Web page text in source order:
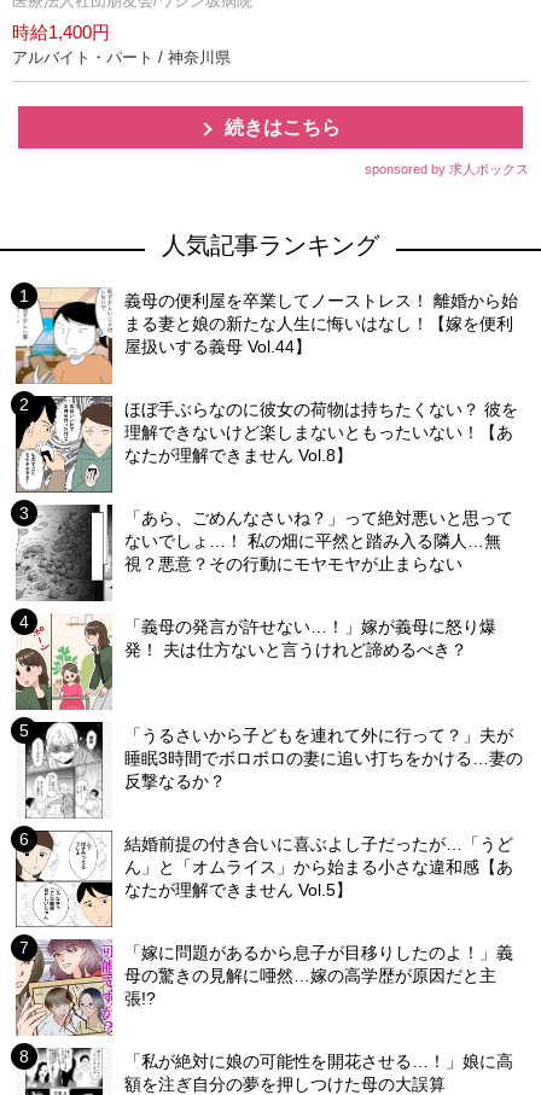
時給1,400円
アルバイト・パート / 神奈川県
続きはこちら
sponsored by 求人ボックス
人気記事ランキング
義母の便利屋を卒業してノーストレス！ 離婚から始
まる妻と娘の新たな人生に悔いはなし！【嫁を便利
屋扱いする義母 Vol.44】
ほぼ手ぶらなのに彼女の荷物は持ちたくない？ 彼を
理解できないけど楽しまないともったいない！【あ
なたが理解できません Vol.8】
「あら、ごめんなさいね？」って絶対悪いと思って
ないでしょ…！ 私の畑に平然と踏み入る隣人…無
視？悪意？その行動にモヤモヤが止まらない
「義母の発言が許せない…！」嫁が義母に怒り爆
発！ 夫は仕方ないと言うけれど諦めるべき？
「うるさいから子どもを連れて外に行って？」夫が
睡眠3時間でボロボロの妻に追い打ちをかける…妻の
反撃なるか？
結婚前提の付き合いに喜ぶよし子だったが…「うど
ん」と「オムライス」から始まる小さな違和感【あ
なたが理解できません Vol.5】
「嫁に問題があるから息子が目移りしたのよ！」義
母の驚きの見解に唖然…嫁の高学歴が原因だと主
張!?
「私が絶対に娘の可能性を開花させる…！」娘に高
額を注ぎ自分の夢を押しつけた母の大誤算